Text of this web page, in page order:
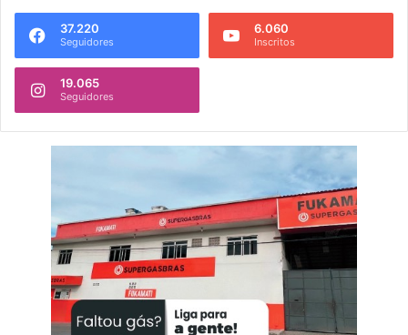
37.220
Seguidores
6.060
Inscritos
19.065
Seguidores